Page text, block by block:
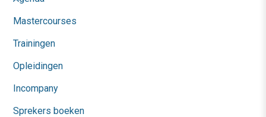
Mastercourses
Trainingen
Opleidingen
Incompany
Sprekers boeken